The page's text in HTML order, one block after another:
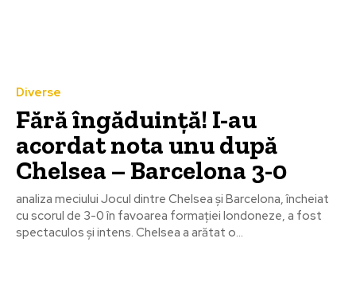
Diverse
Fără îngăduință! I-au
acordat nota unu după
Chelsea – Barcelona 3-0
analiza meciului Jocul dintre Chelsea și Barcelona, încheiat
cu scorul de 3-0 în favoarea formației londoneze, a fost
spectaculos și intens. Chelsea a arătat o...